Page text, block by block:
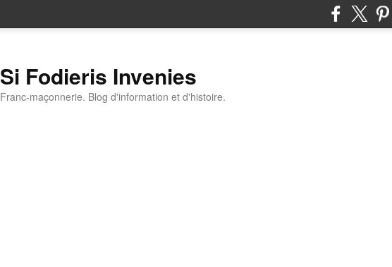
Si Fodieris Invenies
Franc-maçonnerie. Blog d'information et d'histoire.